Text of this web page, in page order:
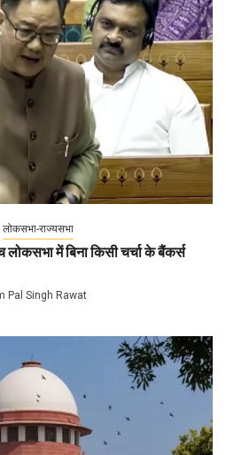
लोकसभा-राज्यसभा
लोकसभा में बिना किसी चर्चा के बैंकर्स
Pal Singh Rawat